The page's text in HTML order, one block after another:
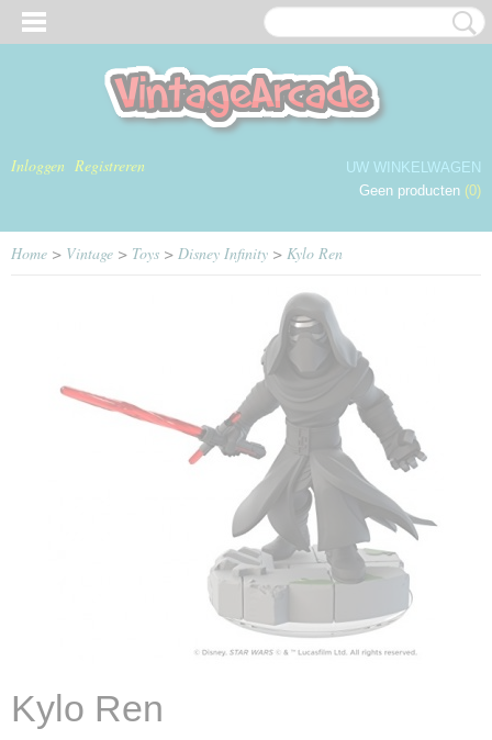
Inloggen Registreren
UW WINKELWAGEN
Geen producten (0)
Home > Vintage > Toys > Disney Infinity > Kylo Ren
Kylo Ren